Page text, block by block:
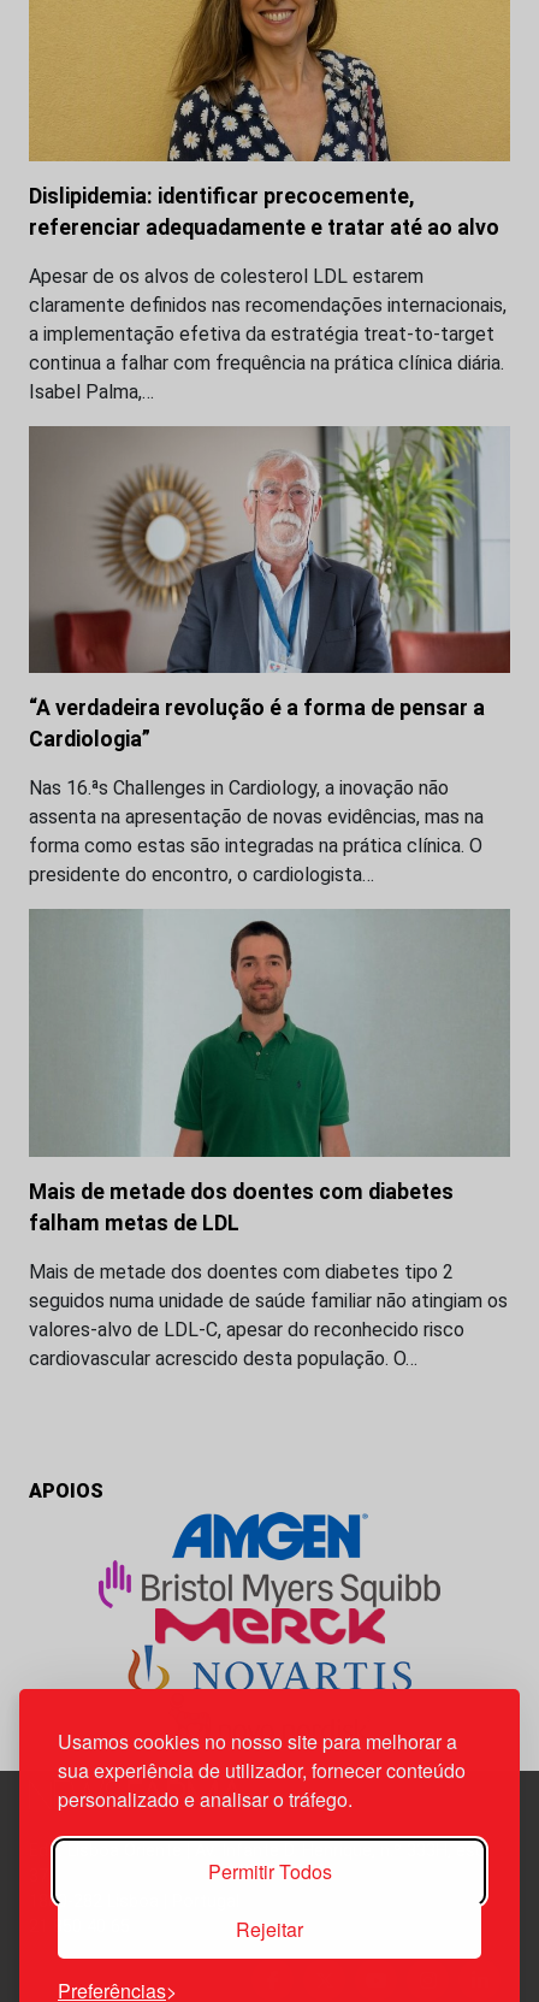
Usamos cookies no nosso site para melhorar a
sua experiência de utilizador, fornecer conteúdo
personalizado e analisar o tráfego.
Permitir Todos
Rejeitar
Preferências
Dislipidemia: identificar precocemente,
referenciar adequadamente e tratar até ao alvo
Apesar de os alvos de colesterol LDL estarem
claramente definidos nas recomendações internacionais,
a implementação efetiva da estratégia treat-to-target
continua a falhar com frequência na prática clínica diária.
Isabel Palma,…
“A verdadeira revolução é a forma de pensar a
Cardiologia”
Nas 16.ªs Challenges in Cardiology, a inovação não
assenta na apresentação de novas evidências, mas na
forma como estas são integradas na prática clínica. O
presidente do encontro, o cardiologista…
Mais de metade dos doentes com diabetes
falham metas de LDL
Mais de metade dos doentes com diabetes tipo 2
seguidos numa unidade de saúde familiar não atingiam os
valores-alvo de LDL-C, apesar do reconhecido risco
cardiovascular acrescido desta população. O…
APOIOS
Edif. Lisboa Oriente | Av. Infante D. Henrique, n.º 333H, esc.
1800-282 Lisboa | Portugal